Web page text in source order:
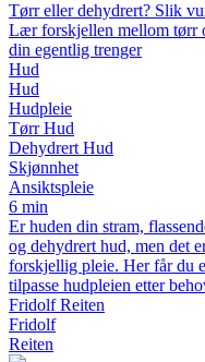
Tørr eller dehydrert? Slik
Lær forskjellen mellom tørr
din egentlig trenger
Hud
Hud
Hudpleie
Tørr Hud
Dehydrert Hud
Skjønnhet
Ansiktspleie
6 min
Er huden din stram,
og dehydrert hud, men det
forskjellig pleie. Her får du
tilpasse hudpleien etter
Fridolf Reiten
Fridolf
Reiten